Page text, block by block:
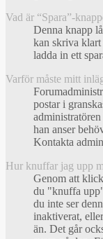
Vad är “Spara”-
Denna knapp
kan skriva klart
ladda in ett
Varför måste mitt
postar i
han anser
Kontakta
Hur knuffar jag upp
Genom att
du "knuffa
du inte ser
inaktiverat,
än. Det går